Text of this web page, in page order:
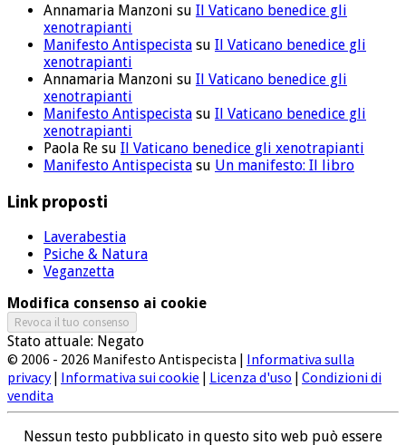
Annamaria Manzoni su Il Vaticano benedice gli
xenotrapianti
Manifesto Antispecista su Il Vaticano benedice gli
xenotrapianti
Annamaria Manzoni su Il Vaticano benedice gli
xenotrapianti
Manifesto Antispecista su Il Vaticano benedice gli
xenotrapianti
Paola Re su Il Vaticano benedice gli xenotrapianti
Manifesto Antispecista su Un manifesto: Il libro
Link proposti
Laverabestia
Psiche & Natura
Veganzetta
Modifica consenso ai cookie
Revoca il tuo consenso
Stato attuale: Negato
© 2006 - 2026 Manifesto Antispecista | Informativa sulla
privacy| Informativa sui cookie | Licenza d'uso | Condizioni di
vendita
Nessun testo pubblicato in questo sito web può essere